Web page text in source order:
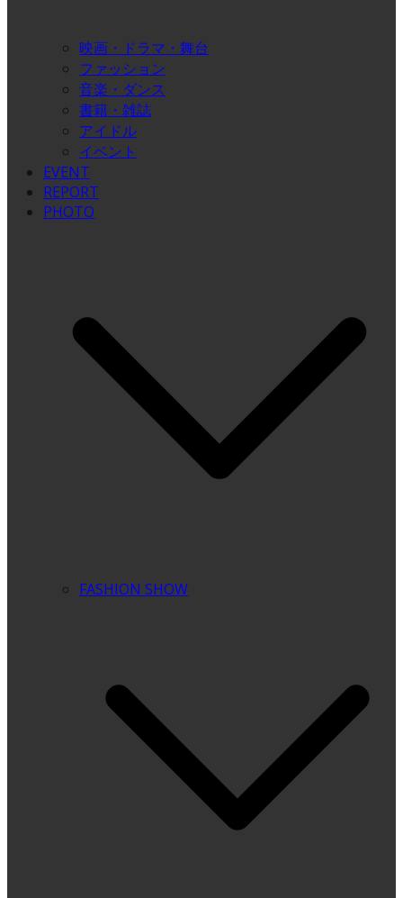
映画・ドラマ・舞台
ファッション
音楽・ダンス
書籍・雑誌
アイドル
イベント
EVENT
REPORT
PHOTO
FASHION SHOW